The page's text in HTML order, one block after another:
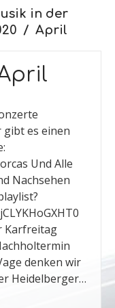
in der
April
gibt es einen
Und Alle
Nachsehen
Karfreitag
denken wir
Heidelberger…